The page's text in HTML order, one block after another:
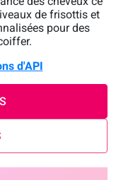
de frisottis et
pour des
d'API